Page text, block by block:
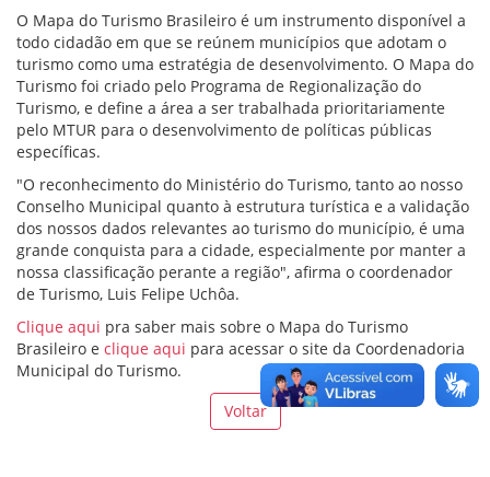
O Mapa do Turismo Brasileiro é um instrumento disponível a
todo cidadão em que se reúnem municípios que adotam o
turismo como uma estratégia de desenvolvimento. O Mapa do
Turismo foi criado pelo Programa de Regionalização do
Turismo, e define a área a ser trabalhada prioritariamente
pelo MTUR para o desenvolvimento de políticas públicas
específicas.
"O reconhecimento do Ministério do Turismo, tanto ao nosso
Conselho Municipal quanto à estrutura turística e a validação
dos nossos dados relevantes ao turismo do município, é uma
grande conquista para a cidade, especialmente por manter a
nossa classificação perante a região", afirma o coordenador
de Turismo, Luis Felipe Uchôa.
Clique aqui pra saber mais sobre o Mapa do Turismo
Brasileiro e clique aqui para acessar o site da Coordenadoria
Municipal do Turismo.
Voltar